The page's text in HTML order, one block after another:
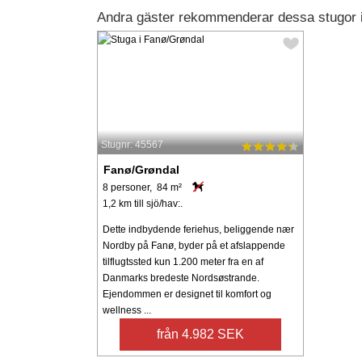
Andra gäster rekommenderar dessa stugor
Stugnr: 45567
Fanø/Grøndal
8 personer, 84 m²
1,2 km till sjö/hav:.
Dette indbydende feriehus, beliggende nær
Nordby på Fanø, byder på et afslappende
tilflugtssted kun 1.200 meter fra en af ​​
Danmarks bredeste Nordsøstrande.
Ejendommen er designet til komfort og
wellness ...
från 4.982 SEK